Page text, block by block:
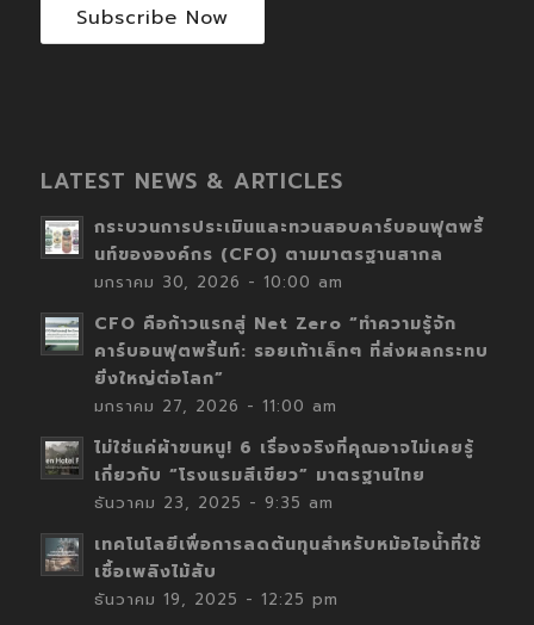
Subscribe Now
LATEST NEWS & ARTICLES
กระบวนการประเมินและทวนสอบคาร์บอนฟุตพริ้
นท์ขององค์กร (CFO) ตามมาตรฐานสากล
มกราคม 30, 2026 - 10:00 am
CFO คือก้าวแรกสู่ Net Zero “ทำความรู้จัก
คาร์บอนฟุตพริ้นท์: รอยเท้าเล็กๆ ที่ส่งผลกระทบ
ยิ่งใหญ่ต่อโลก”
มกราคม 27, 2026 - 11:00 am
ไม่ใช่แค่ผ้าขนหนู! 6 เรื่องจริงที่คุณอาจไม่เคยรู้
เกี่ยวกับ “โรงแรมสีเขียว” มาตรฐานไทย
ธันวาคม 23, 2025 - 9:35 am
เทคโนโลยีเพื่อการลดต้นทุนสำหรับหม้อไอน้ำที่ใช้
เชื้อเพลิงไม้สับ
ธันวาคม 19, 2025 - 12:25 pm